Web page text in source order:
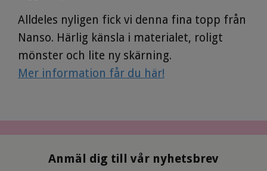
Alldeles nyligen fick vi denna fina topp från
Nanso. Härlig känsla i materialet, roligt
mönster och lite ny skärning.
Mer information får du här!
Anmäl dig till vår nyhetsbrev